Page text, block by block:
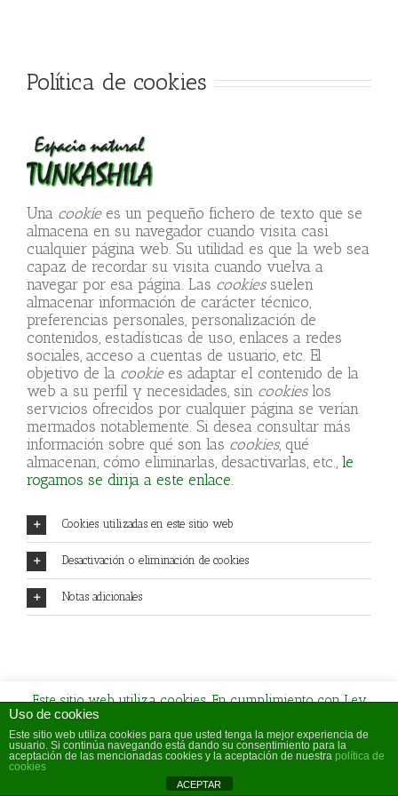
Política de cookies
Una cookiees un pequeño fichero de texto que se
almacena en su navegador cuando visita casi
cualquier página web. Su utilidad es que la web sea
capaz de recordar su visita cuando vuelva a
navegar por esa página. Las cookiessuelen
almacenar información de carácter técnico,
preferencias personales, personalización de
contenidos, estadísticas de uso, enlaces a redes
sociales, acceso a cuentas de usuario, etc. El
objetivo de la cookiees adaptar el contenido de la
web a su perfil y necesidades, sin cookieslos
servicios ofrecidos por cualquier página se verían
mermados notablemente. Si desea consultar más
información sobre qué son las cookies, qué
almacenan, cómo eliminarlas, desactivarlas, etc., le
rogamos se dirija a este enlace.
Cookies utilizadas en este sitio web
Desactivación o eliminación de cookies
Notas adicionales
Uso de cookies
Este sitio web utiliza cookies para que usted tenga la mejor experiencia de
usuario. Si continúa navegando está dando su consentimiento para la
aceptación de las mencionadas cookies y la aceptación de nuestra política de
cookies
ACEPTAR
Este sitio web utiliza cookies. En cumplimiento con Ley
34/2002, de servicios de la sociedad de la información te
recordamos que al navegar por este sitio estás aceptando el
uso de cookies.